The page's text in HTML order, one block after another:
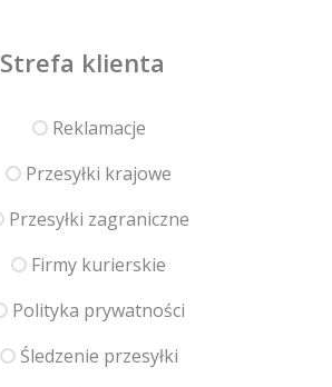
Strefa klienta
Reklamacje
Przesyłki krajowe
Przesyłki zagraniczne
Firmy kurierskie
Polityka prywatności
Śledzenie przesyłki